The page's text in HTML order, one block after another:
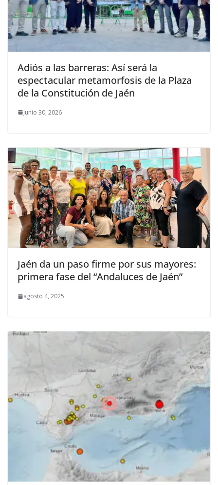
Adiós a las barreras: Así será la
espectacular metamorfosis de la Plaza
de la Constitución de Jaén
junio 30, 2026
Jaén da un paso firme por sus mayores:
primera fase del “Andaluces de Jaén”
agosto 4, 2025